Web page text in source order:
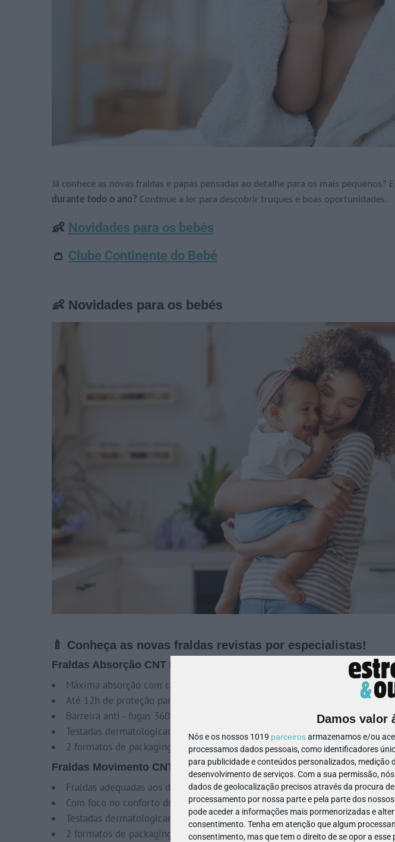
Damos valor
Nós e os nossos 1019 parceirosarmazenamos e/ou
processamos dados pessoais, como identificadores
para publicidade e conteúdos personalizados, medição
desenvolvimento de serviços. Com a sua permissão,
dados de geolocalização precisos através da procura
processamento por nossa parte e pela parte dos
pode aceder a informações mais pormenorizadas e
consentimento. Tenha em atenção que algum
consentimento, mas que tem o direito de se opor a
Já conhece as novas fraldas e papas pensadas ao detalhe para os mais pequenos?
durante todo o ano? Continue a ler para descobrir truques e boas oportunidades.
👶 Novidades para os bebés
👛 Clube Continente do Bebé
👶 Novidades para os bebés
🍼 Conheça as novas fraldas revistas por especialistas!
Fraldas Absorção CNT Bebé
Máxima absorção com canal único
Até 12h de proteção para uma noite seca e descansada
Barreira anti - fugas 360 º com cintura elástica que se adapta ao corpo do
Testadas dermatologicamente
2 formatos de packaging – normal e pack poupança
Fraldas Movimento CNT Bebé
Fraldas adequadas aos diferentes momentos do dia
Com foco no conforto do bebé e ajuste aos seus movimentos naturais
Testadas dermatologicamente
2 formatos de packaging – normal e pack poupança